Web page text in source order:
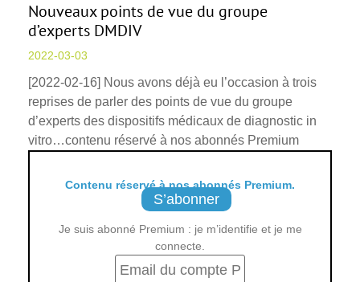
Nouveaux points de vue du groupe
d’experts DMDIV
2022-03-03
[2022-02-16] Nous avons déjà eu l’occasion à trois
reprises de parler des points de vue du groupe
d’experts des dispositifs médicaux de diagnostic in
vitro…contenu réservé à nos abonnés Premium
Contenu réservé à nos abonnés Premium.
S’abonner
Je suis abonné Premium : je m’identifie et je me
connecte.